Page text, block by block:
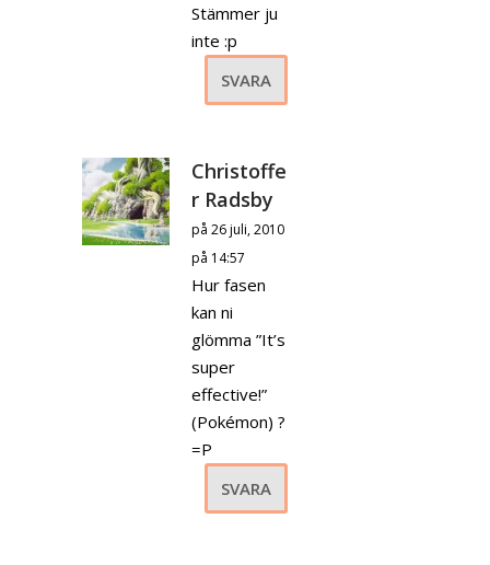
Stämmer ju
inte :p
SVARA
Christoffe
r Radsby
på 26 juli, 2010
på 14:57
Hur fasen
kan ni
glömma ”It’s
super
effective!”
(Pokémon) ?
=P
SVARA